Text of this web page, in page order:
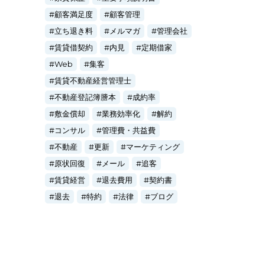
顧客満足度
顧客管理
立ち退き料
メルマガ
管理会社
賃貸借契約
内見
定期借家
Web
集客
賃貸不動産経営管理士
不動産登記簿謄本
成約率
敷金償却
業務効率化
解約
コンサル
管理費・共益費
不動産
更新
マーケティング
原状回復
メール
追客
賃貸経営
退去費用
契約書
退去
特約 法律 ブログ